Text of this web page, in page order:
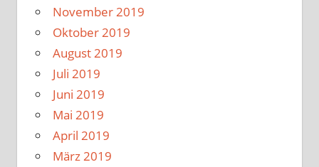
November 2019
Oktober 2019
August 2019
Juli 2019
Juni 2019
Mai 2019
April 2019
März 2019